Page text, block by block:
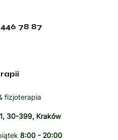
446 78 87
fizjoterapia
30-399, Kraków
8:00 - 20:00